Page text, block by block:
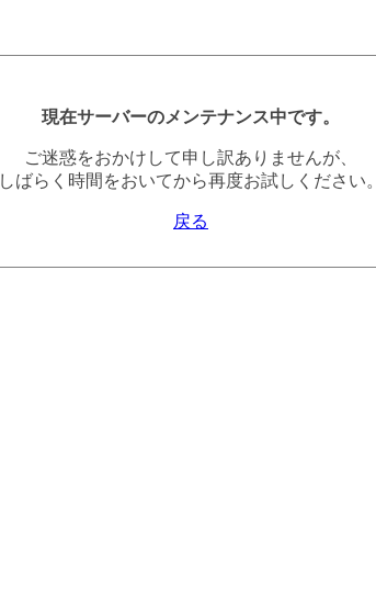
現在サーバーのメンテナンス中です。
ご迷惑をおかけして申し訳ありませんが、
しばらく時間をおいてから再度お試しください。
戻る